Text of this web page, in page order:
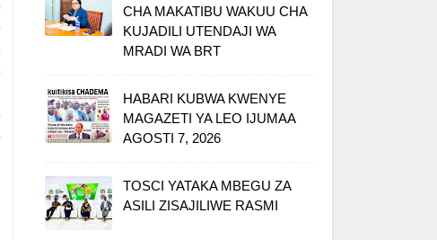
CHA MAKATIBU WAKUU CHA
KUJADILI UTENDAJI WA
MRADI WA BRT
HABARI KUBWA KWENYE
MAGAZETI YA LEO IJUMAA
AGOSTI 7, 2026
TOSCI YATAKA MBEGU ZA
ASILI ZISAJILIWE RASMI